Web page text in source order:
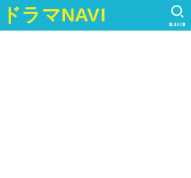
ドラマNAVI SEARCH